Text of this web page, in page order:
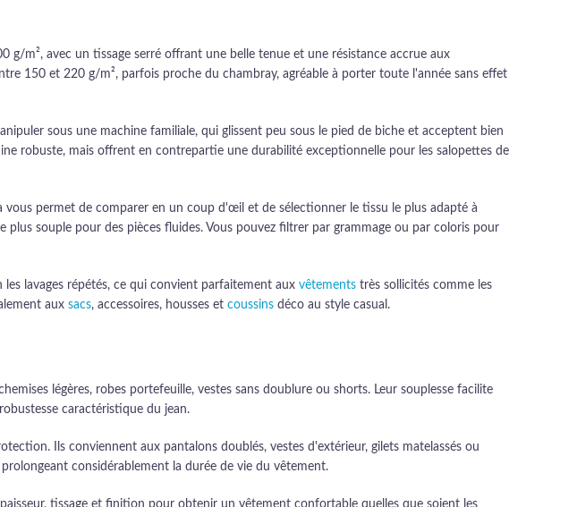
g/m², avec un tissage serré offrant une belle tenue et une résistance accrue aux
150 et 220 g/m², parfois proche du chambray, agréable à porter toute l'année sans effet
sous une machine familiale, qui glissent peu sous le pied de biche et acceptent bien
robuste, mais offrent en contrepartie une durabilité exceptionnelle pour les salopettes de
permet de comparer en un coup d'œil et de sélectionner le tissu le plus adapté à
souple pour des pièces fluides. Vous pouvez filtrer par grammage ou par coloris pour
lavages répétés, ce qui convient parfaitement aux vêtements très sollicités comme les
aux sacs, accessoires, housses et coussins déco au style casual.
légères, robes portefeuille, vestes sans doublure ou shorts. Leur souplesse facilite
caractéristique du jean.
Ils conviennent aux pantalons doublés, vestes d'extérieur, gilets matelassés ou
considérablement la durée de vie du vêtement.
tissage et finition pour obtenir un vêtement confortable quelles que soient les